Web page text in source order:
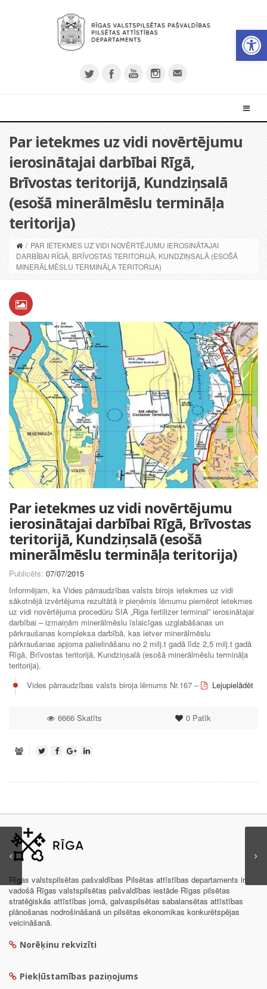
Par ietekmes uz vidi novērtējumu
ierosinātajai darbībai Rīgā,
Brīvostas teritorijā, Kundziņsalā
(esošā minerālmēslu termināļa
teritorija)
/ PAR IETEKMES UZ VIDI NOVĒRTĒJUMU IEROSINĀTAJAI
DARBĪBAI RĪGĀ, BRĪVOSTAS TERITORIJĀ, KUNDZIŅSALĀ (ESOŠĀ
MINERĀLMĒSLU TERMINĀĻA TERITORIJA)
Par ietekmes uz vidi novērtējumu
ierosinātajai darbībai Rīgā, Brīvostas
teritorijā, Kundziņsalā (esošā
minerālmēslu termināļa teritorija)
Publicēts: 07/07/2015
Informējam, ka Vides pārraudzības valsts birojs ietekmes uz vidi
sākotnējā izvērtējuma rezultātā ir pieņēmis lēmumu piemērot ietekmes
uz vidi novērtējuma procedūru SIA „Riga fertilizer terminal” ierosinātajai
darbībai – izmaiņām minerālmēslu īslaicīgas uzglabāšanas un
pārkraušanas kompleksa darbībā, kas ietver minerālmēslu
pārkraušanas apjoma palielināšanu no 2 milj.t gadā līdz 2,5 milj.t gadā
Rīgā, Brīvostas teritorijā, Kundziņsalā (esošā minerālmēslu termināļa
teritorija).
Vides pārraudzības valsts biroja lēmums Nr.167 –
Lejupielādēt
0Patīk
6666 Skatīts
Rīgas valstspilsētas pašvaldības Pilsētas attīstības departaments ir
vadošā Rīgas valstspilsētas pašvaldības iestāde Rīgas pilsētas
stratēģiskās attīstības jomā, galvaspilsētas sabalansētas attīstības
plānošanas nodrošināšanā un pilsētas ekonomikas konkurētspējas
veicināšanā.
Norēķinu rekvizīti
Piekļūstamības paziņojums